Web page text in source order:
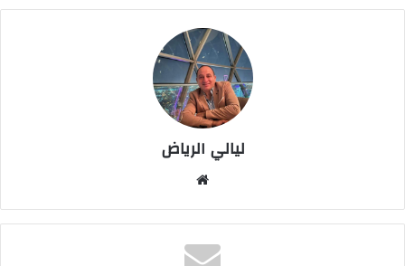
ليالي الرياض
الوي
ب